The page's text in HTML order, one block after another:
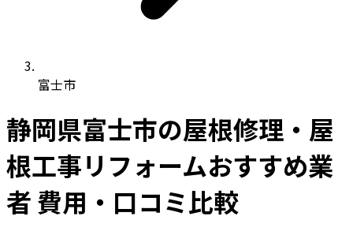
富士市
静岡県富士市の屋根修理・屋
根工事リフォームおすすめ業
者 費用・口コミ比較